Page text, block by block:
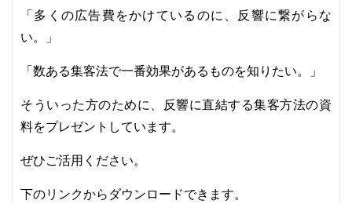
「多くの広告費をかけているのに、反響に繋がらな
い。」
「数ある集客法で一番効果があるものを知りたい。」
そういった方のために、反響に直結する集客方法の資
料をプレゼントしています。
ぜひご活用ください。
下のリンクからダウンロードできます。